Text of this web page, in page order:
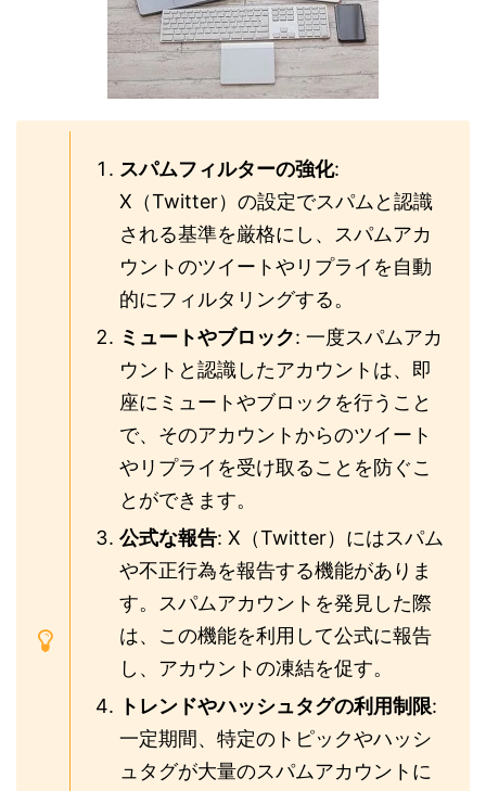
スパムフィルターの強化:
X（Twitter）の設定でスパムと認識
される基準を厳格にし、スパムアカ
ウントのツイートやリプライを自動
的にフィルタリングする。
ミュートやブロック: 一度スパムアカ
ウントと認識したアカウントは、即
座にミュートやブロックを行うこと
で、そのアカウントからのツイート
やリプライを受け取ることを防ぐこ
とができます。
公式な報告: X（Twitter）にはスパム
や不正行為を報告する機能がありま
す。スパムアカウントを発見した際
は、この機能を利用して公式に報告
し、アカウントの凍結を促す。
トレンドやハッシュタグの利用制限:
一定期間、特定のトピックやハッシ
ュタグが大量のスパムアカウントに